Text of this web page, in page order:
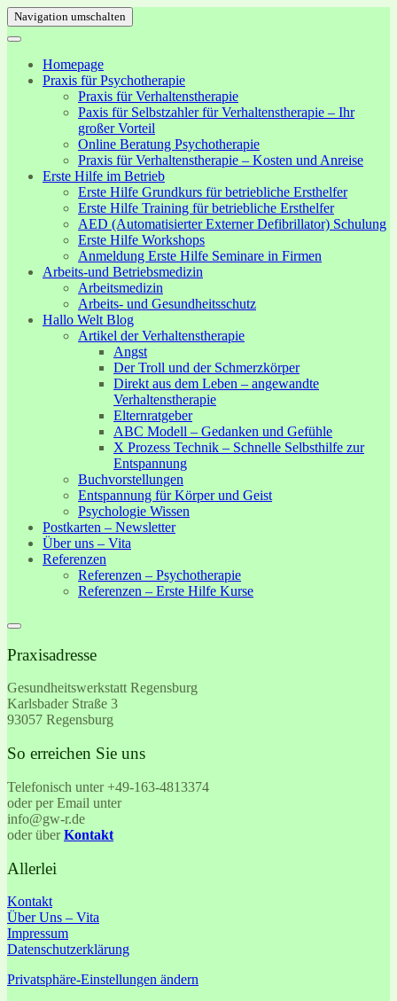
Navigation umschalten
Homepage
Praxis für Psychotherapie
Praxis für Verhaltenstherapie
Paxis für Selbstzahler für Verhaltenstherapie – Ihr
großer Vorteil
Online Beratung Psychotherapie
Praxis für Verhaltenstherapie – Kosten und Anreise
Erste Hilfe im Betrieb
Erste Hilfe Grundkurs für betriebliche Ersthelfer
Erste Hilfe Training für betriebliche Ersthelfer
AED (Automatisierter Externer Defibrillator) Schulung
Erste Hilfe Workshops
Anmeldung Erste Hilfe Seminare in Firmen
Arbeits-und Betriebsmedizin
Arbeitsmedizin
Arbeits- und Gesundheitsschutz
Hallo Welt Blog
Artikel der Verhaltenstherapie
Angst
Der Troll und der Schmerzkörper
Direkt aus dem Leben – angewandte
Verhaltenstherapie
Elternratgeber
ABC Modell – Gedanken und Gefühle
X Prozess Technik – Schnelle Selbsthilfe zur
Entspannung
Buchvorstellungen
Entspannung für Körper und Geist
Psychologie Wissen
Postkarten – Newsletter
Über uns – Vita
Referenzen
Referenzen – Psychotherapie
Referenzen – Erste Hilfe Kurse
Praxisadresse
Gesundheitswerkstatt Regensburg
Karlsbader Straße 3
93057 Regensburg
So erreichen Sie uns
Telefonisch unter +49-163-4813374
oder per Email unter
info@gw-r.de
oder überKontakt
Allerlei
Kontakt
Über Uns – Vita
Impressum
Datenschutzerklärung
Privatsphäre-Einstellungen ändern